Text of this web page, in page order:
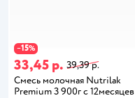
−15%
33,45 р. 39,39 р.
Смесь молочная Nutrilak
Premium 3 900г с 12месяцев